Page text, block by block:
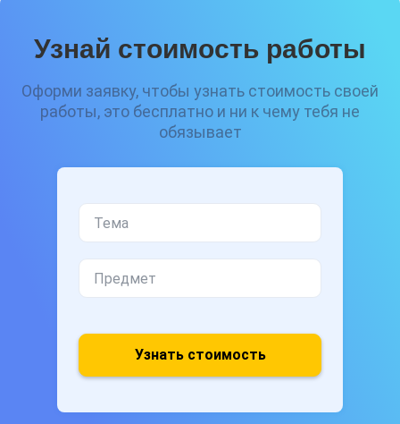
Узнай стоимость работы
Оформи заявку, чтобы узнать стоимость своей
работы, это бесплатно и ни к чему тебя не
обязывает
Узнать стоимость